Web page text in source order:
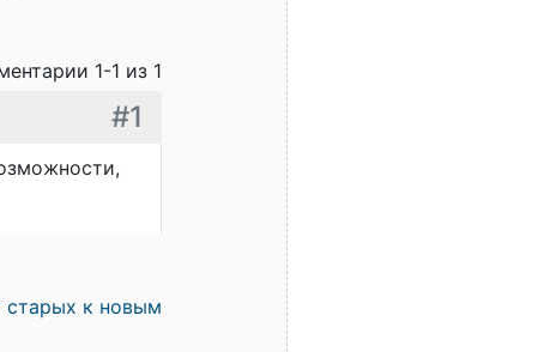
1-1 из 1
#1
старых к новым